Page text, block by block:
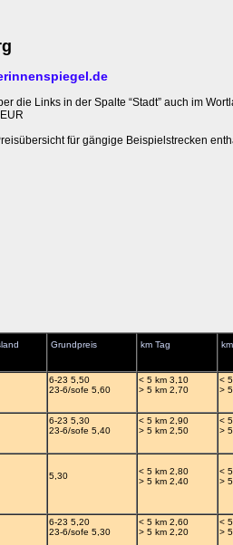
die Links in der Spalte “Stadt” auch im
für gängige Beispielstrecken
Grundpreis km Tag
6-23 5,50
23-6/sofe 5,60
< 5 km 3,10
> 5 km 2,70
<
>
6-23 5,30
23-6/sofe 5,40
< 5 km 2,90
> 5 km 2,50
<
>
5,30
< 5 km 2,80
> 5 km 2,40
<
>
6-23 5,20
23-6/sofe 5,30
< 5 km 2,60
> 5 km 2,20
<
>